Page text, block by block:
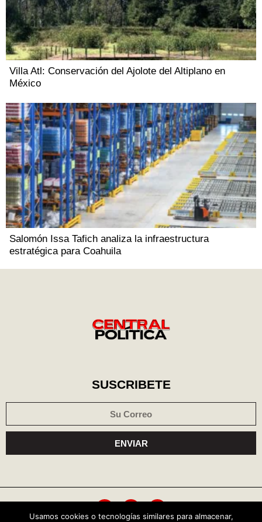
Villa Atl: Conservación del Ajolote del Altiplano en
México
Salomón Issa Tafich analiza la infraestructura
estratégica para Coahuila
SUSCRIBETE
ENVIAR
Usamos cookies o tecnologías similares para almacenar,